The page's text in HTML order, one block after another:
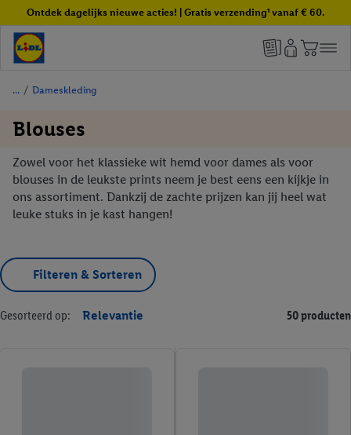
Ontdek dagelijks nieuwe acties! | Gratis verzending¹ vanaf € 60.
/ Dameskleding
Blouses
Zowel voor het klassieke wit hemd voor dames als voor
blouses in de leukste prints neem je best eens een kijkje in
ons assortiment. Dankzij de zachte prijzen kan jij heel wat
leuke stuks in je kast hangen!
Filteren & Sorteren
Gesorteerd op: Relevantie 50 producten